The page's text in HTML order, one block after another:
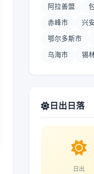
阿拉善盟
赤峰市 兴
鄂尔多斯市
乌海市 锡
日出日落
日出